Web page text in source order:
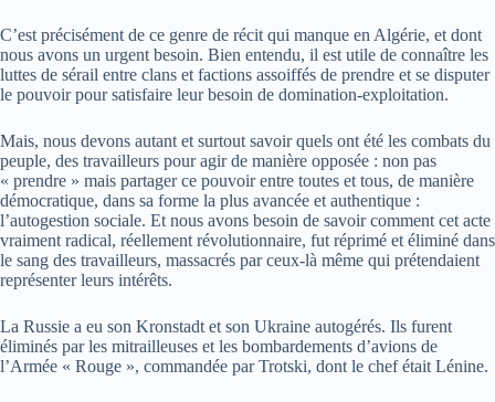
C’est précisément de ce genre de récit qui manque en Algérie, et dont
nous avons un urgent besoin. Bien entendu, il est utile de connaître les
luttes de sérail entre clans et factions assoiffés de prendre et se disputer
le pouvoir pour satisfaire leur besoin de domination-exploitation.
Mais, nous devons autant et surtout savoir quels ont été les combats du
peuple, des travailleurs pour agir de manière opposée : non pas
« prendre » mais partager ce pouvoir entre toutes et tous, de manière
démocratique, dans sa forme la plus avancée et authentique :
l’autogestion sociale. Et nous avons besoin de savoir comment cet acte
vraiment radical, réellement révolutionnaire, fut réprimé et éliminé dans
le sang des travailleurs, massacrés par ceux-là même qui prétendaient
représenter leurs intérêts.
La Russie a eu son Kronstadt et son Ukraine autogérés. Ils furent
éliminés par les mitrailleuses et les bombardements d’avions de
l’Armée « Rouge », commandée par Trotski, dont le chef était Lénine.